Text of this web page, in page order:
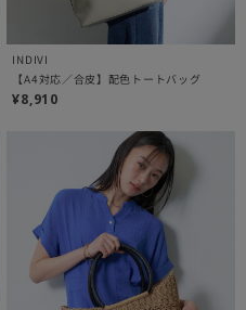
INDIVI
【A4対応／合皮】配色トートバッグ
¥8,910